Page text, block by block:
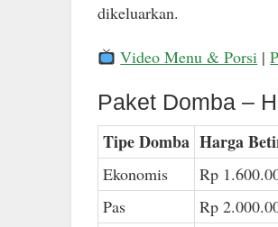
dikeluarkan.
Video Menu & Porsi |
Paket Domba –
Tipe Domba Harga
Ekonomis Rp
Pas
Rp